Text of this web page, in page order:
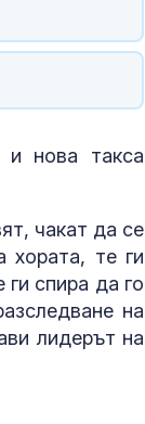
нова такса
чакат да се
хората, те ги
ги спира да го
на
лидерът на